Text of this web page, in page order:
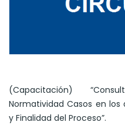
(Capacitación)
Normatividad Casos en los
y Finalidad del Proceso”.